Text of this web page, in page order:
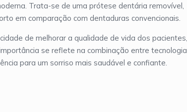
Trata-se de uma prótese dentária removível,
em comparação com dentaduras convencionais.
de melhorar a qualidade de vida dos pacientes,
se reflete na combinação entre tecnologia
para um sorriso mais saudável e confiante.